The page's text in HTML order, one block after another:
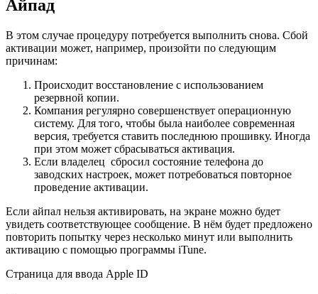
Айпад
В этом случае процедуру потребуется выполнить снова. Сбой
активации может, например, произойти по следующим
причинам:
Происходит восстановление с использованием
резервной копии.
Компания регулярно совершенствует операционную
систему. Для того, чтобы была наиболее современная
версия, требуется ставить последнюю прошивку. Иногда
при этом может сбрасываться активация.
Если владелец сбросил состояние телефона до
заводских настроек, может потребоваться повторное
проведение активации.
Если айпал нельзя активировать, на экране можно будет
увидеть соответствующее сообщение. В нём будет предложено
повторить попытку через несколько минут или выполнить
активацию с помощью программы iTune.
Страница для ввода Apple ID